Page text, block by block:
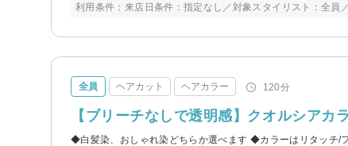
利用条件：来店日条件：指定なし／対象スタイリスト：全員
全員 ヘアカット ヘアカラー 120分
【ブリーチなしで透明感】クオルシアカ
◆白髪染、おしゃれ染どちらか選べます ◆カラーはリタッチ